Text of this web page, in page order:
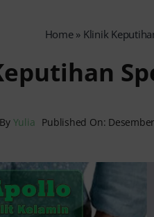
Home» Klinik
By Yulia Published On: